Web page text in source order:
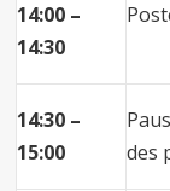
14:00 –
14:30
14:30 –
15:00
des